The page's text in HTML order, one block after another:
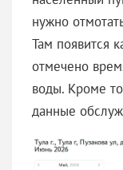
нужно
Там появится
отмечено
воды. Кроме
данные